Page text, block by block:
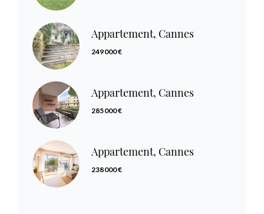
Appartement, Cannes
249 000 €
Appartement, Cannes
285 000 €
Appartement, Cannes
238 000 €